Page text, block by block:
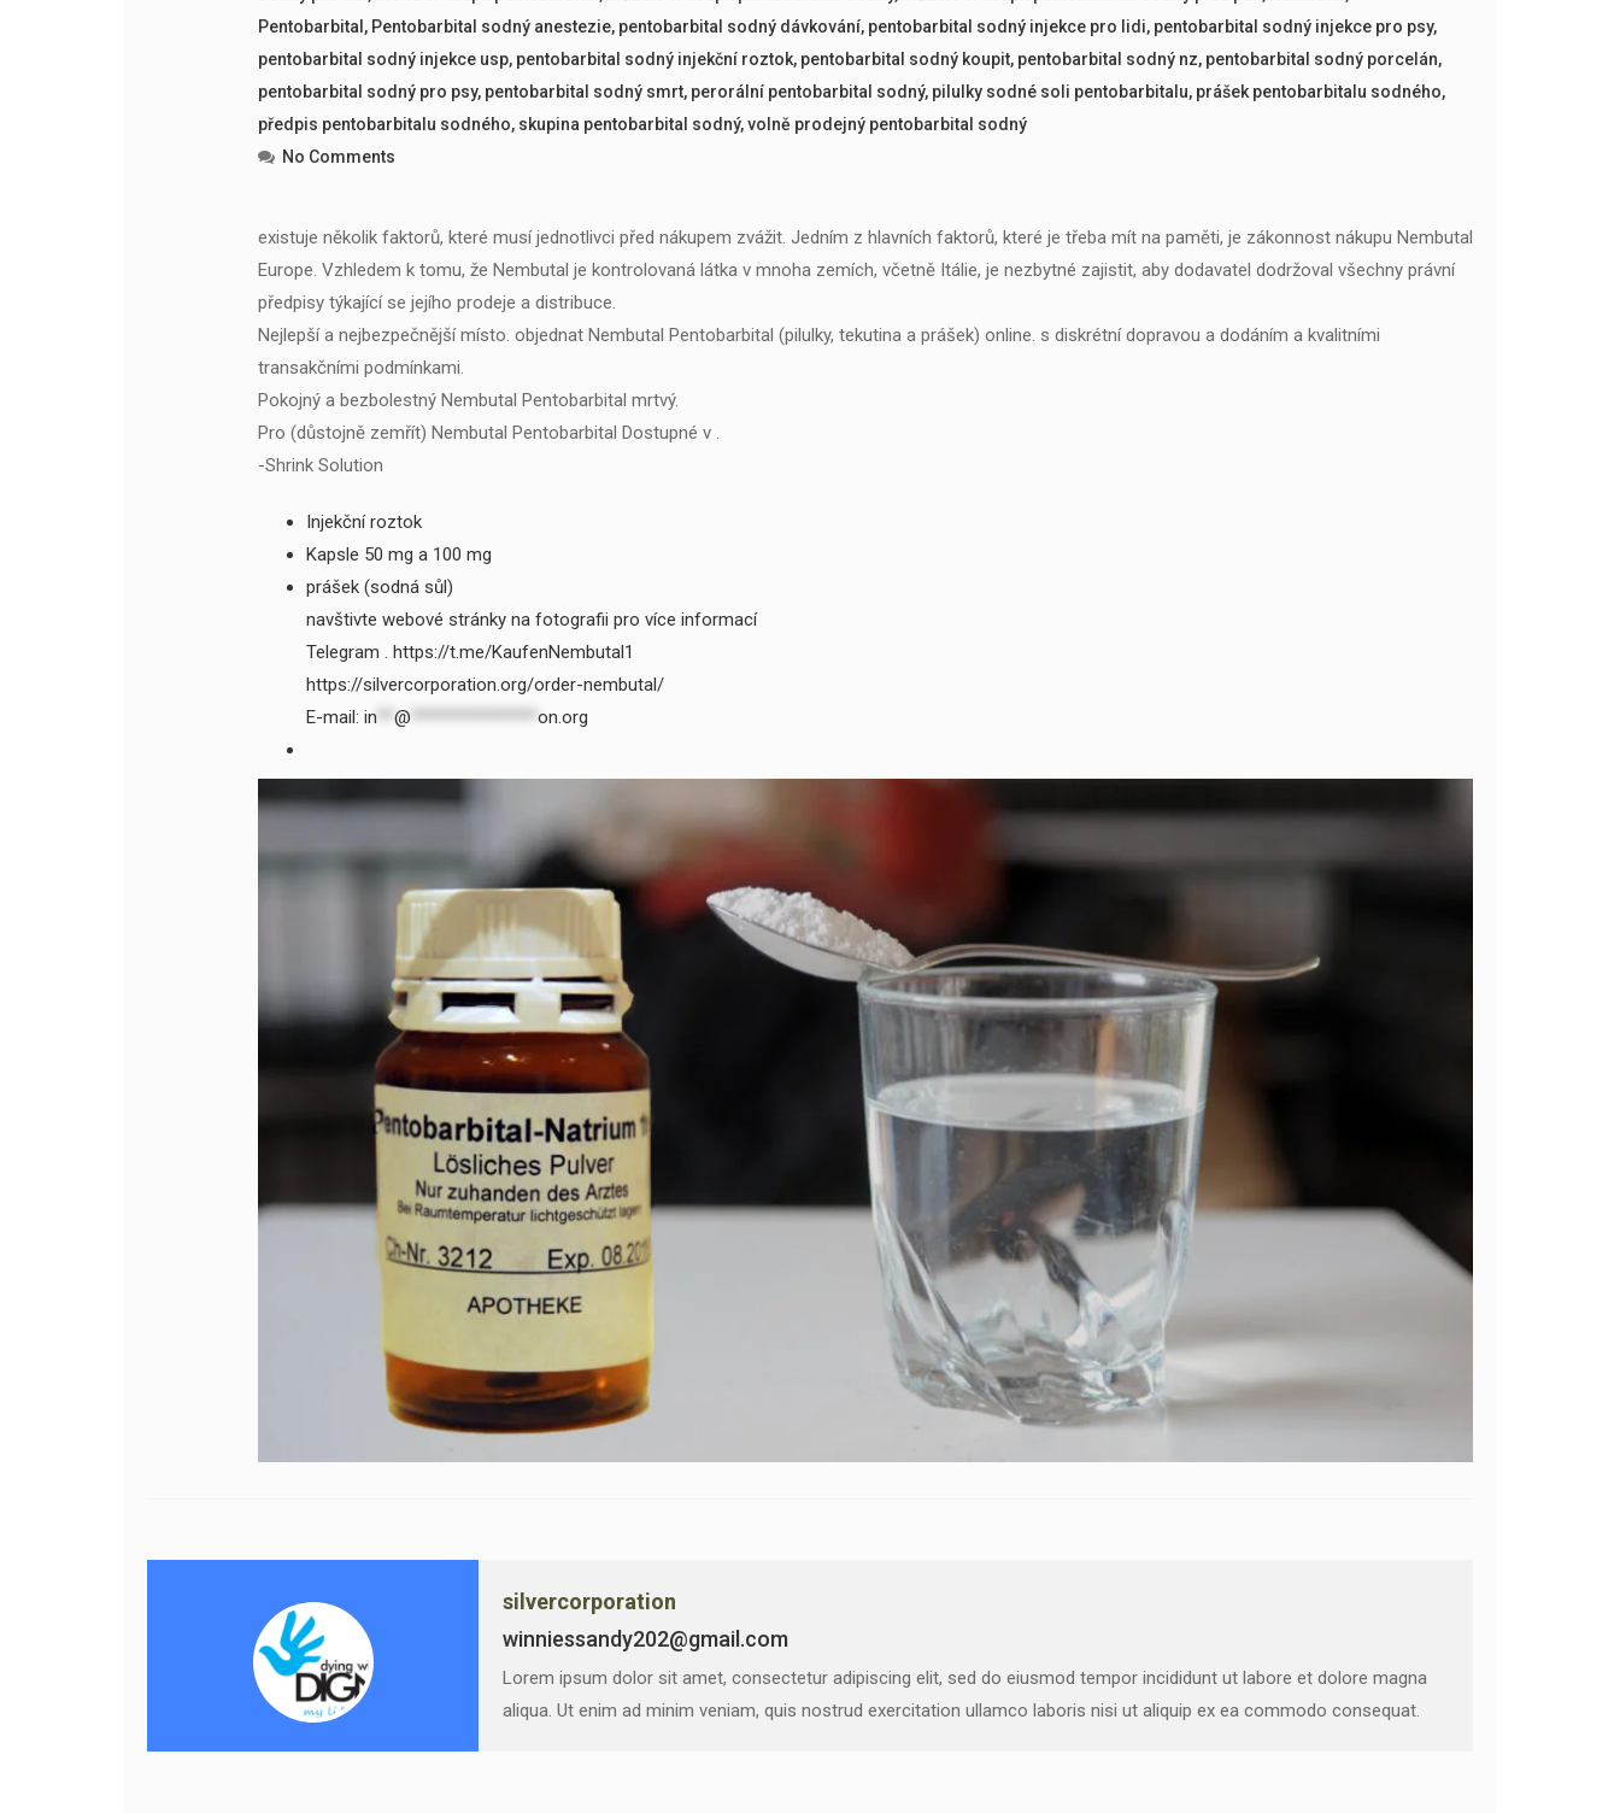
Pentobarbital , Pentobarbital sodný anestezie, pentobarbital sodný dávkování, pentobarbital sodný injekce pro lidi, pentobarbital sodný injekce pro psy,
pentobarbital sodný injekce usp, pentobarbital sodný injekční roztok, pentobarbital sodný koupit, pentobarbital sodný nz, pentobarbital sodný porcelán,
pentobarbital sodný pro psy, pentobarbital sodný smrt, perorální pentobarbital sodný, pilulky sodné soli pentobarbitalu, prášek pentobarbitalu sodného,
předpis pentobarbitalu sodného, skupina pentobarbital sodný,volně prodejný pentobarbital sodný
No Comments
existuje několik faktorů, které musí jednotlivci před nákupem zvážit. Jedním z hlavních faktorů, které je třeba mít na paměti, je zákonnost nákupu Nembutal
Europe. Vzhledem k tomu, že Nembutal je kontrolovaná látka v mnoha zemích, včetně Itálie, je nezbytné zajistit, aby dodavatel dodržoval všechny právní
předpisy týkající se jejího prodeje a distribuce.
Nejlepší a nejbezpečnější místo. objednat Nembutal Pentobarbital (pilulky, tekutina a prášek) online. s diskrétní dopravou a dodáním a kvalitními
transakčními podmínkami.
Pokojný a bezbolestný Nembutal Pentobarbital mrtvý.
Pro (důstojně zemřít) Nembutal Pentobarbital Dostupné v .
-Shrink Solution
Injekční roztok
Kapsle 50 mg a 100 mg
prášek (sodná sůl)
navštivte webové stránky na fotografii pro více informací
Telegram . https://t.me/KaufenNembutal1
https://silvercorporation.org/order-nembutal/
E-mail: in ** @ *************** on.org
silvercorporation
winniessandy202@gmail.com
Lorem ipsum dolor sit amet, consectetur adipiscing elit, sed do eiusmod tempor incididunt ut labore et dolore magna
aliqua. Ut enim ad minim veniam, quis nostrud exercitation ullamco laboris nisi ut aliquip ex ea commodo consequat.